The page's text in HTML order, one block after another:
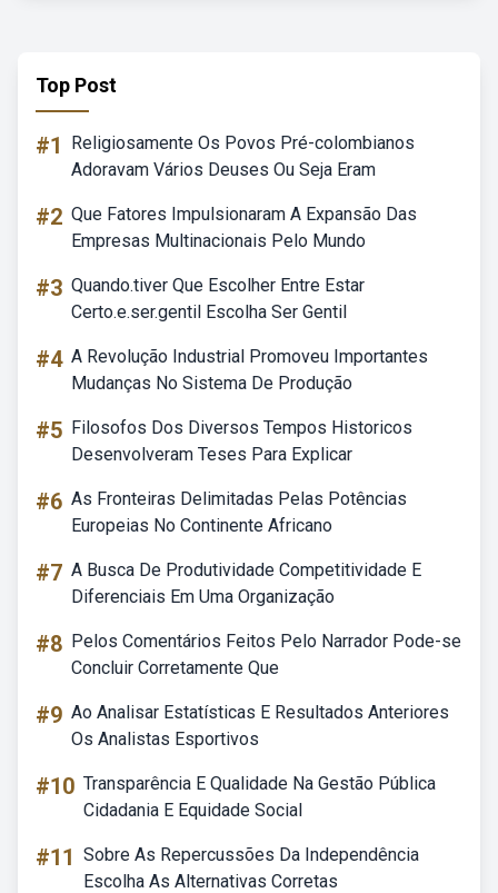
Top Post
#1
Religiosamente Os Povos Pré-colombianos
Adoravam Vários Deuses Ou Seja Eram
#2 Que Fatores Impulsionaram A Expansão Das
Empresas Multinacionais Pelo Mundo
#3 Quando.tiver Que Escolher Entre Estar
Certo.e.ser.gentil Escolha Ser Gentil
#4 A Revolução Industrial Promoveu Importantes
Mudanças No Sistema De Produção
#5 Filosofos Dos Diversos Tempos Historicos
Desenvolveram Teses Para Explicar
#6 As Fronteiras Delimitadas Pelas Potências
Europeias No Continente Africano
#7 A Busca De Produtividade Competitividade E
Diferenciais Em Uma Organização
#8 Pelos Comentários Feitos Pelo Narrador Pode-se
Concluir Corretamente Que
#9 Ao Analisar Estatísticas E Resultados Anteriores
Os Analistas Esportivos
#10 Transparência E Qualidade Na Gestão Pública
Cidadania E Equidade Social
#11 Sobre As Repercussões Da Independência
Escolha As Alternativas Corretas